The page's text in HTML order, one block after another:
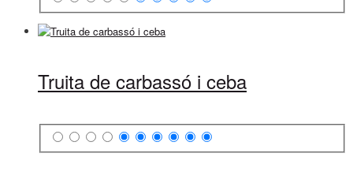
Truita de carbassó i ceba